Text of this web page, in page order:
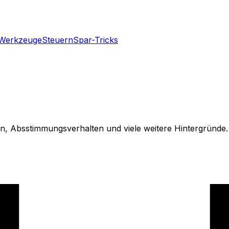
SteuernSpar-Tricks
Absstimmungsverhalten und viele weitere